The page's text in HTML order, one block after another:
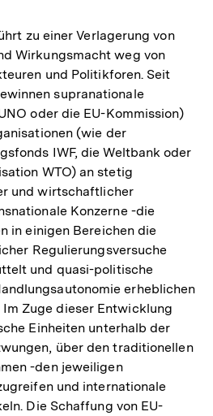
zu einer Verlagerung von
Wirkungsmacht weg von
und Politikforen. Seit
supranationale
oder die EU-Kommission)
(wie der
IWF, die Weltbank oder
WTO) an stetig
und wirtschaftlicher
Konzerne -die
in einigen Bereichen die
Regulierungsversuche
und quasi-politische
erheblichen
Zuge dieser Entwicklung
Einheiten unterhalb der
über den traditionellen
-den jeweiligen
und internationale
Die Schaffung von EU-